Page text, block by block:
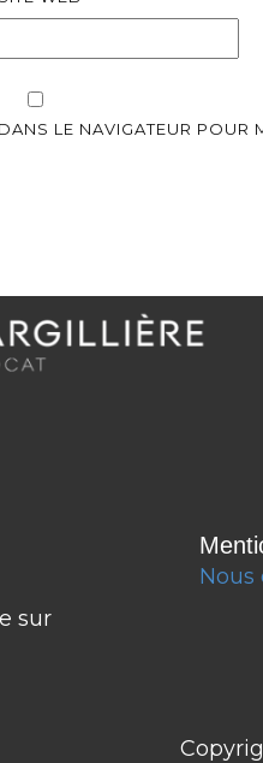
LE NAVIGATEUR POUR
sur
Nous